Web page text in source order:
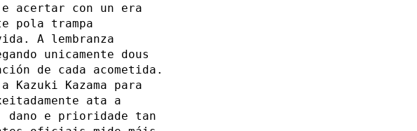
acertar con un era
pola trampa
A lembranza
unicamente dous
de cada acometida.
Kazuki Kazama para
ata a
dano e prioridade tan